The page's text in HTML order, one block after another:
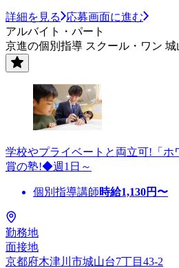
詳細を見る
応募画面に進む
アルバイト・パート
京進の個別指導 スクール・ワン 城
学校やプライベートと両立可!「ホ
賞の塾!◆週1日～
個別指導講師時給1,130円〜
勤務地
面接地
京都府木津川市城山台7丁目43-2